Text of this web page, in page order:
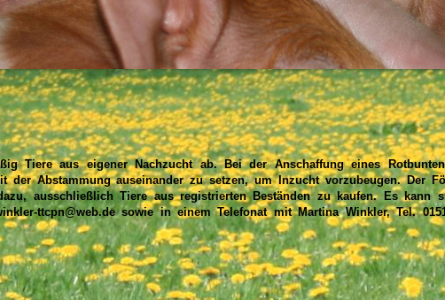
Tiere aus eigener Nachzucht ab. Bei der Anschaffung eines
Abstammung auseinander zu setzen, um Inzucht vorzubeugen. Der
ausschließlich Tiere aus registrierten Beständen zu kaufen. Es kann
ttcpn@web.desowie in einem Telefonat mit Martina Winkler, Tel.